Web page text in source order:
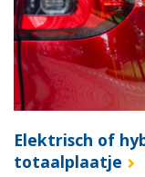
Elektrisch of
totaalplaatje